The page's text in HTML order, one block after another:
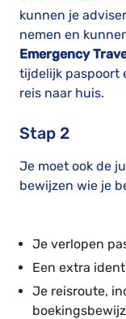
kunnen je
nemen en
Emergency
tijdelijk paspoort
reis naar huis.
Stap 2
Je moet ook de
bewijzen wie je
Je verlopen
Een extra
Je reisroute,